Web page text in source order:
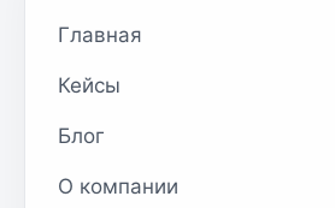
Главная
Кейсы
Блог
О компании